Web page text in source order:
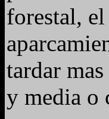
forestal,
tardar
y media o